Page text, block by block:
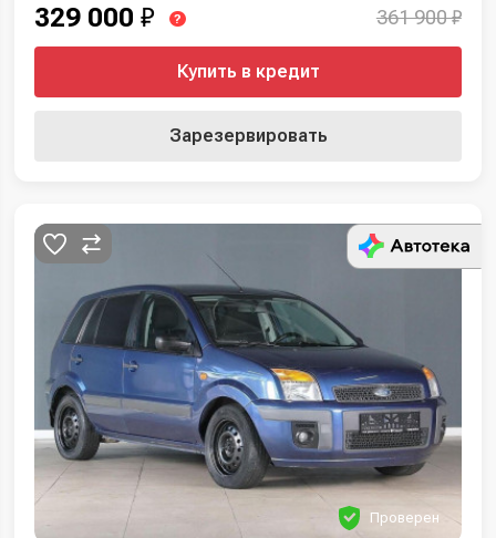
329 000 ₽ ? 361 900 ₽
Купить в кредит
Зарезервировать
Проверен